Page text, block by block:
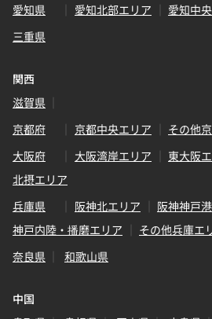
愛知県
愛知北部エリア 愛知中
三重県
関西
滋賀県
京都府
京都中央エリア
その他
大阪府
大阪湾岸エリア 東大阪
北摂エリア
兵庫県
阪神北エリア
阪神神戸
神戸内陸・播磨エリア
その他兵庫エ
奈良県
和歌山県
中国